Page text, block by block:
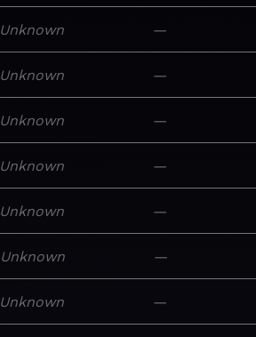
Unknown —
Unknown —
Unknown —
Unknown —
Unknown —
Unknown —
Unknown —